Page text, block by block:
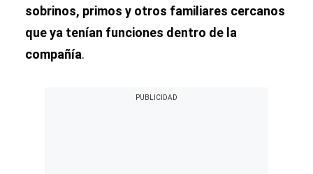
sobrinos, primos y otros familiares cercanos
que ya tenían funciones dentro de la
compañía.